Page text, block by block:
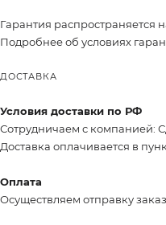
Гарантия распространяется
Подробнее об условиях
ДОСТАВКА
Условия доставки по РФ
Сотрудничаем с компанией:
Доставка оплачивается в
Оплата
Осуществляем отправку